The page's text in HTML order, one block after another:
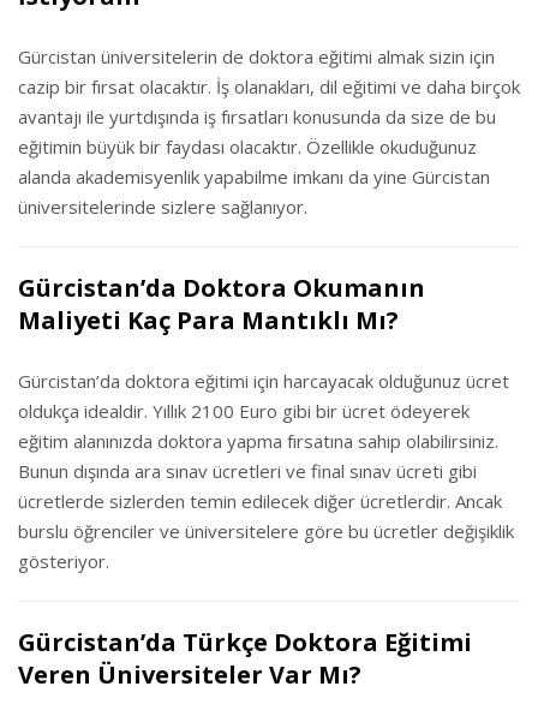
Gürcistan üniversitelerin de doktora eğitimi almak sizin için
cazip bir fırsat olacaktır. İş olanakları, dil eğitimi ve daha birçok
avantajı ile yurtdışında iş fırsatları konusunda da size de bu
eğitimin büyük bir faydası olacaktır. Özellikle okuduğunuz
alanda akademisyenlik yapabilme imkanı da yine Gürcistan
üniversitelerinde sizlere sağlanıyor.
Gürcistan’da Doktora Okumanın
Maliyeti Kaç Para Mantıklı Mı?
Gürcistan’da doktora eğitimi için harcayacak olduğunuz ücret
oldukça idealdir. Yıllık 2100 Euro gibi bir ücret ödeyerek
eğitim alanınızda doktora yapma fırsatına sahip olabilirsiniz.
Bunun dışında ara sınav ücretleri ve final sınav ücreti gibi
ücretlerde sizlerden temin edilecek diğer ücretlerdir. Ancak
burslu öğrenciler ve üniversitelere göre bu ücretler değişiklik
gösteriyor.
Gürcistan’da Türkçe Doktora Eğitimi
Veren Üniversiteler Var Mı?